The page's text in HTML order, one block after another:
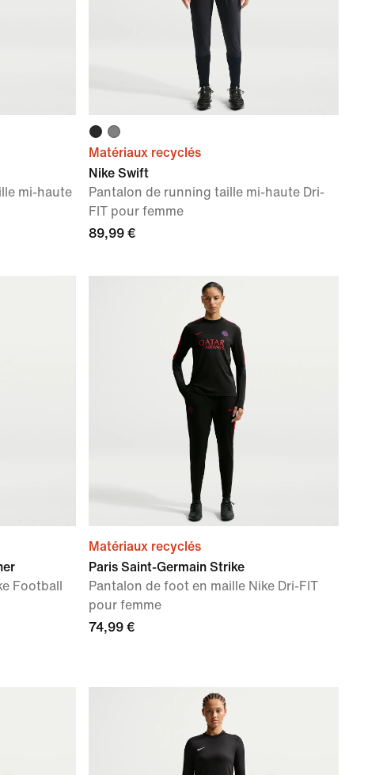
mi-haute
Matériaux recyclés
Nike Swift
Pantalon de running taille mi-haute Dri-
FIT pour femme
89,99 €
Football
Matériaux recyclés
Paris Saint-Germain Strike
Pantalon de foot en maille Nike Dri-FIT
pour femme
74,99 €